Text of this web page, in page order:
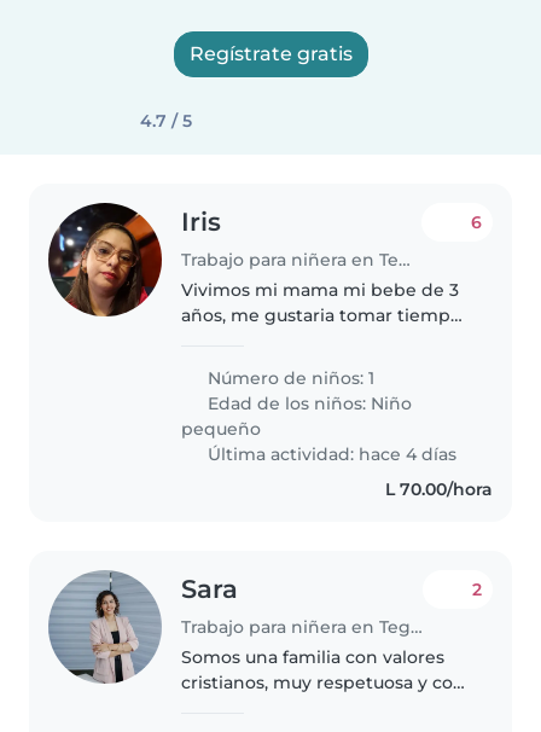
Regístrate gratis
4.7 / 5
Iris
Trabajo para niñera en Tegucigalpa
6
Vivimos mi mama mi bebe de 3
años, me gustaria tomar tiempo
Número de niños: 1
Edad de los niños: Niño
pequeño
Última actividad: hace 4 días
L 70.00/hora
Sara
Trabajo para niñera en Tegucigalpa
2
Somos una familia con valores
cristianos, muy respetuosa y con